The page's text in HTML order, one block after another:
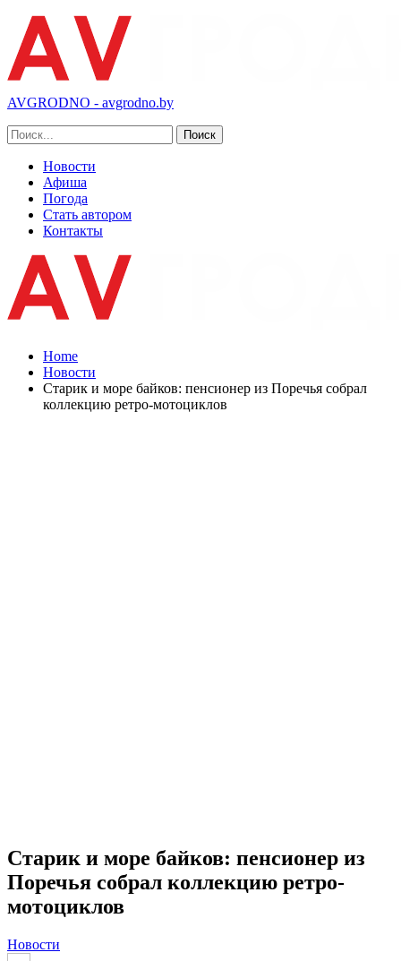
AVGRODNO - avgrodno.by
Новости
Афиша
Погода
Стать автором
Контакты
Home
Новости
Старик и море байков: пенсионер из Поречья собрал
коллекцию ретро-мотоциклов
Старик и море байков: пенсионер из
Поречья собрал коллекцию ретро-
мотоциклов
Новости